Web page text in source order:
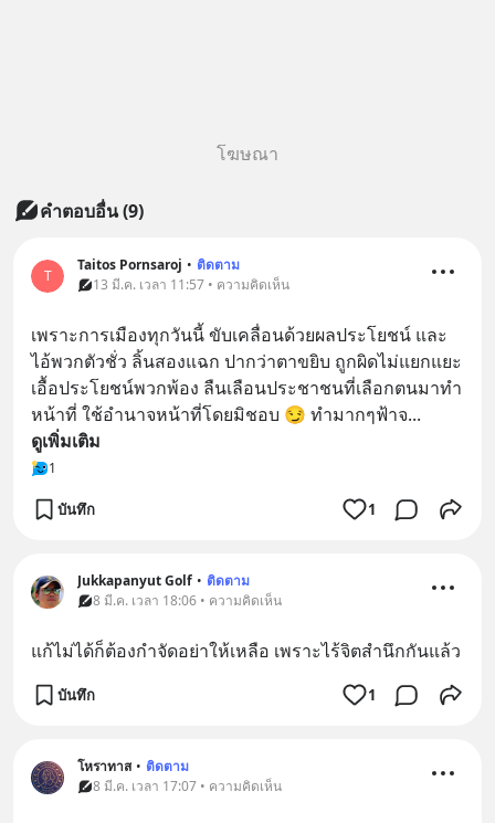
โฆษณา
คำตอบอื่น(9)
T
Taitos Pornsaroj • ติดตาม
13 มี.ค. เวลา 11:57 • ความคิดเห็น
เพราะการเมืองทุกวันนี้ ขับเคลื่อนด้วยผลประโยชน์ และ
ไอ้พวกตัวชั่ว ลิ้นสองแฉก ปากว่าตาขยิบ ถูกผิดไม่แยกแยะ
เอื้อประโยชน์พวกพ้อง ลืนเลือนประชาชนที่เลือกตนมาทำ
หน้าที่ ใช้อำนาจหน้าที่โดยมิชอบ 😏 ทำมากๆฟ้าจ...
ดูเพิ่มเติม
1
บันทึก 1
Jukkapanyut Golf • ติดตาม
8 มี.ค. เวลา 18:06 • ความคิดเห็น
แก้ไม่ได้ก็ต้องกำจัดอย่าให้เหลือ เพราะไร้จิตสำนึกกันแล้ว
บันทึก 1
โหราทาส • ติดตาม
8 มี.ค. เวลา 17:07 • ความคิดเห็น